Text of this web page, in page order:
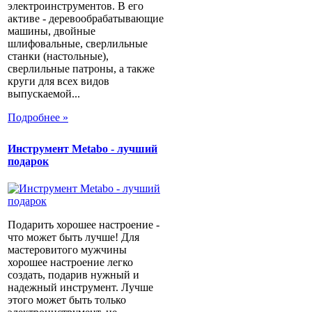
электроинструментов. В его
активе - деревообрабатывающие
машины, двойные
шлифовальные, сверлильные
станки (настольные),
сверлильные патроны, а также
круги для всех видов
выпускаемой...
Подробнее »
Инструмент Metabo - лучший
подарок
Подарить хорошее настроение -
что может быть лучше! Для
мастеровитого мужчины
хорошее настроение легко
создать, подарив нужный и
надежный инструмент. Лучше
этого может быть только